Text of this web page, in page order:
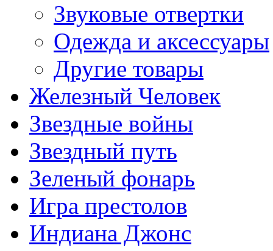
Звуковые отвертки
Одежда и аксессуары
Другие товары
Железный Человек
Звездные войны
Звездный путь
Зеленый фонарь
Игра престолов
Индиана Джонс